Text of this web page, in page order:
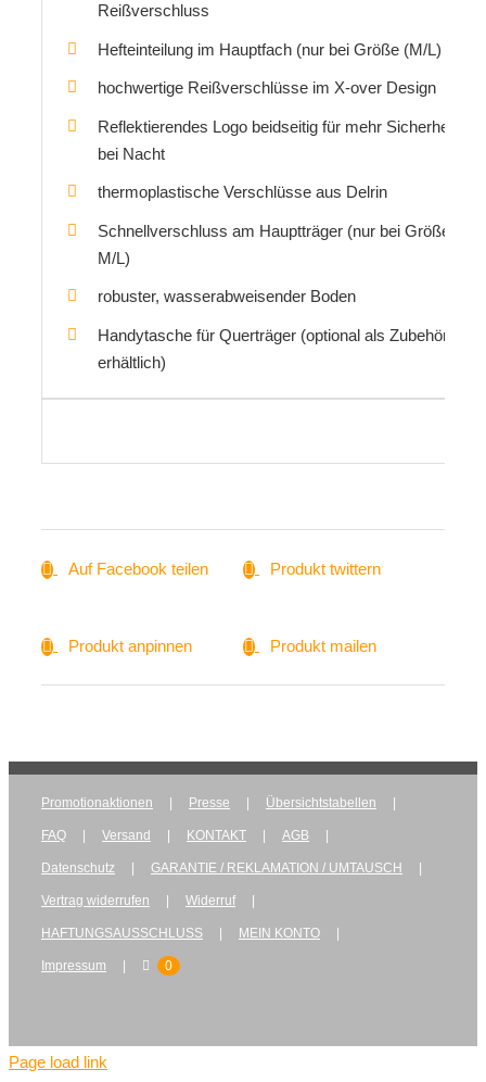
Reißverschluss
Hefteinteilung im Hauptfach (nur bei Größe (M/L)
hochwertige Reißverschlüsse im X-over Design
Reflektierendes Logo beidseitig für mehr Sicherheit
bei Nacht
thermoplastische Verschlüsse aus Delrin
Schnellverschluss am Hauptträger (nur bei Größe
M/L)
robuster, wasserabweisender Boden
Handytasche für Querträger (optional als Zubehör
erhältlich)
Auf Facebook teilen Produkt twittern
Produkt anpinnen Produkt mailen
Promotionaktionen Presse Übersichtstabellen
FAQ Versand KONTAKT AGB
Datenschutz GARANTIE / REKLAMATION / UMTAUSCH
Vertrag widerrufen Widerruf
HAFTUNGSAUSSCHLUSS MEIN KONTO
Impressum 0
Page load link